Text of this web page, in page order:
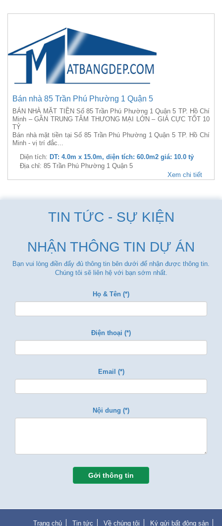
Bán nhà 85 Trần Phú Phường 1 Quận 5
BÁN NHÀ MẶT TIỀN Số 85 Trần Phú Phường 1 Quận 5 TP. Hồ Chí
Minh – GẦN TRUNG TÂM THƯƠNG MẠI LỚN – GIÁ CỰC TỐT 10
TỶ
Bán nhà mặt tiền tại Số 85 Trần Phú Phường 1 Quận 5 TP. Hồ Chí
Minh - vị trí đắc...
Diện tích: DT: 4.0m x 15.0m, diện tích: 60.0m2 giá: 10.0 tỷ
Địa chỉ: 85 Trần Phú Phường 1 Quận 5
Xem chi tiết
TIN TỨC - SỰ KIỆN
NHẬN THÔNG TIN DỰ ÁN
Bạn vui lòng điền đẩy đủ thông tin bên dưới để nhận được thông tin.
Chúng tôi sẽ liên hệ với bạn sớm nhất.
Họ & Tên (*)
Điện thoại (*)
Email (*)
Nội dung (*)
Gởi thông tin
Trang chủ Tin tức Về chúng tôi Ký gửi bất động sản